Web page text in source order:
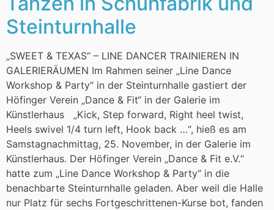
Steinturnhalle
„SWEET & TEXAS“ – LINE DANCER TRAINIEREN IN
GALERIERÄUMEN Im Rahmen seiner „Line Dance
Workshop & Party“ in der Steinturnhalle gastiert der
Höfinger Verein „Dance & Fit“ in der Galerie im
Künstlerhaus „Kick, Step forward, Right heel twist,
Heels swivel 1/4 turn left, Hook back …“, hieß es am
Samstagnachmittag, 25. November, in der Galerie im
Künstlerhaus. Der Höfinger Verein „Dance & Fit e.V.“
hatte zum „Line Dance Workshop & Party“ in die
benachbarte Steinturnhalle geladen. Aber weil die Halle
nur Platz für sechs Fortgeschrittenen-Kurse bot, fanden